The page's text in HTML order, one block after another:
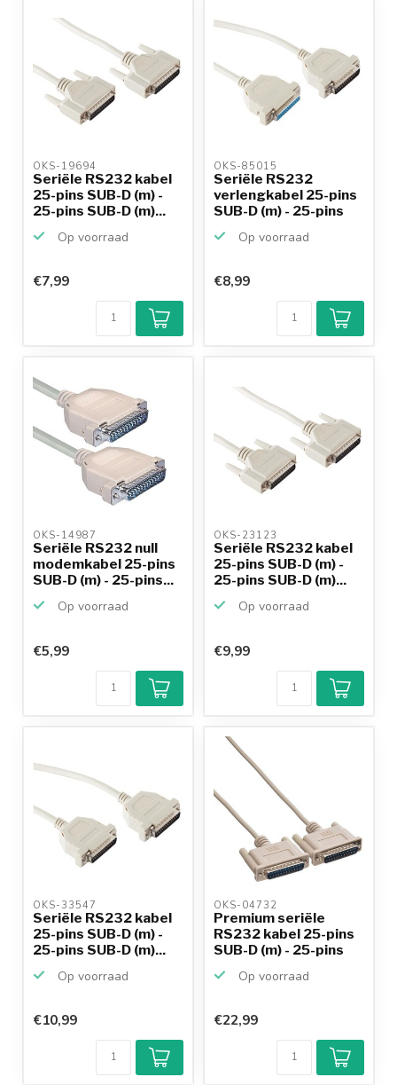
OKS-19694
Seriële RS232 kabel
25-pins SUB-D (m) -
25-pins SUB-D (m)...
Op voorraad
€7,99
OKS-85015
Seriële RS232
verlengkabel 25-pins
SUB-D (m) - 25-pins
Op voorraad
€8,99
OKS-14987
Seriële RS232 null
modemkabel 25-pins
SUB-D (m) - 25-pins...
Op voorraad
€5,99
OKS-23123
Seriële RS232 kabel
25-pins SUB-D (m) -
25-pins SUB-D (m)...
Op voorraad
€9,99
OKS-33547
Seriële RS232 kabel
25-pins SUB-D (m) -
25-pins SUB-D (m)...
Op voorraad
€10,99
OKS-04732
Premium seriële
RS232 kabel 25-pins
SUB-D (m) - 25-pins
Op voorraad
€22,99